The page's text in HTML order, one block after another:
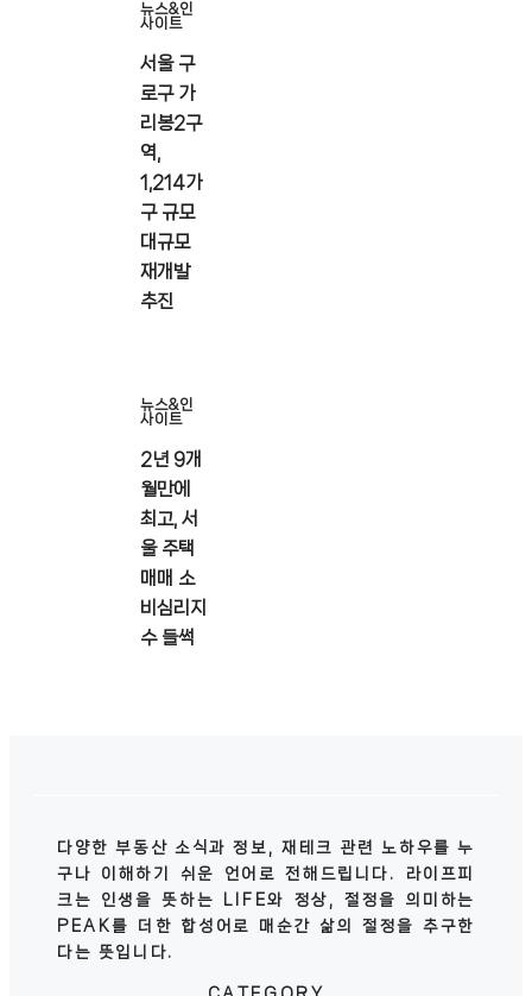
뉴스&인
사이트
서울 구
로구 가
리봉2구
역,
1,214가
구 규모
대규모
재개발
추진
뉴스&인
사이트
2년 9개
월만에
최고, 서
울 주택
매매 소
비심리지
수 들썩
다양한 부동산 소식과 정보, 재테크 관련 노하우를 누
구나 이해하기 쉬운 언어로 전해드립니다. 라이프피
크는 인생을 뜻하는 LIFE와 정상, 절정을 의미하는
PEAK를 더한 합성어로 매순간 삶의 절정을 추구한
다는 뜻입니다.